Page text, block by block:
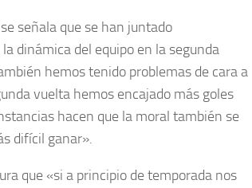
señala que se han juntado
dinámica del equipo en la segunda
hemos tenido problemas de cara a
vuelta hemos encajado más goles
hacen que la moral también se
difícil ganar».
que «si a principio de temporada nos